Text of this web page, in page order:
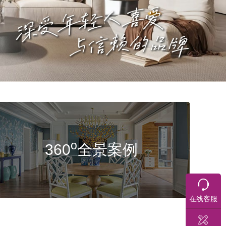
360o全景案例
在线客服